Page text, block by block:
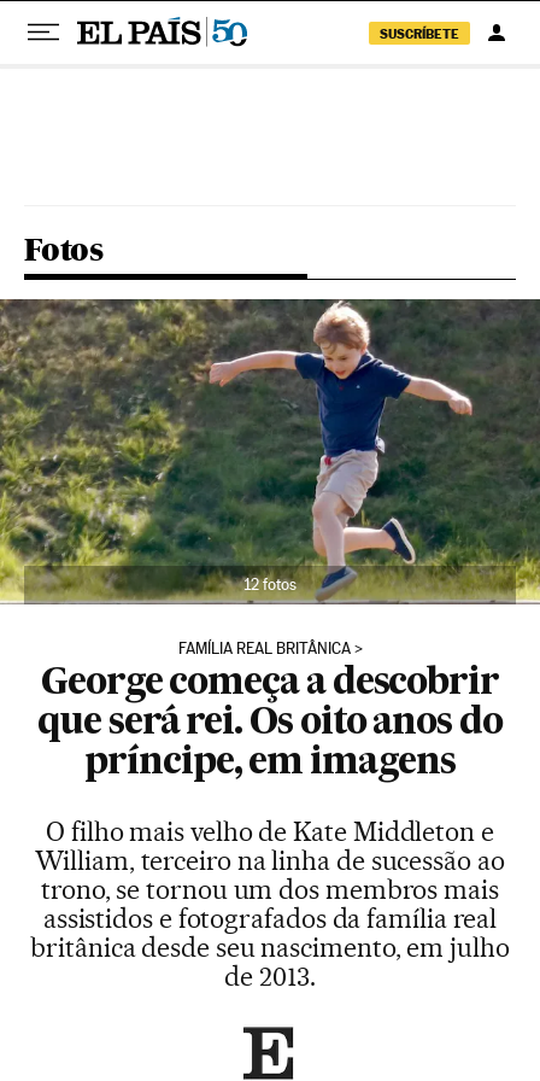
SUSCRÍBETE
Fotos
12 fotos
FAMÍLIA REAL BRITÂNICA
George começa a descobrir
que será rei. Os oito anos do
príncipe, em imagens
O filho mais velho de Kate Middleton e
William, terceiro na linha de sucessão ao
trono, se tornou um dos membros mais
assistidos e fotografados da família real
britânica desde seu nascimento, em julho
de 2013.